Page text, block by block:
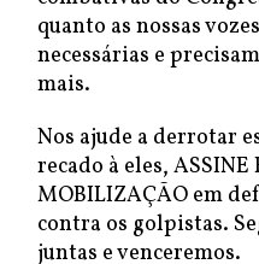
quanto as nossas
necessárias e
mais.
Nos ajude a derrotar
recado à eles, ASSINE
MOBILIZAÇÃO em
contra os golpistas.
juntas e venceremos.